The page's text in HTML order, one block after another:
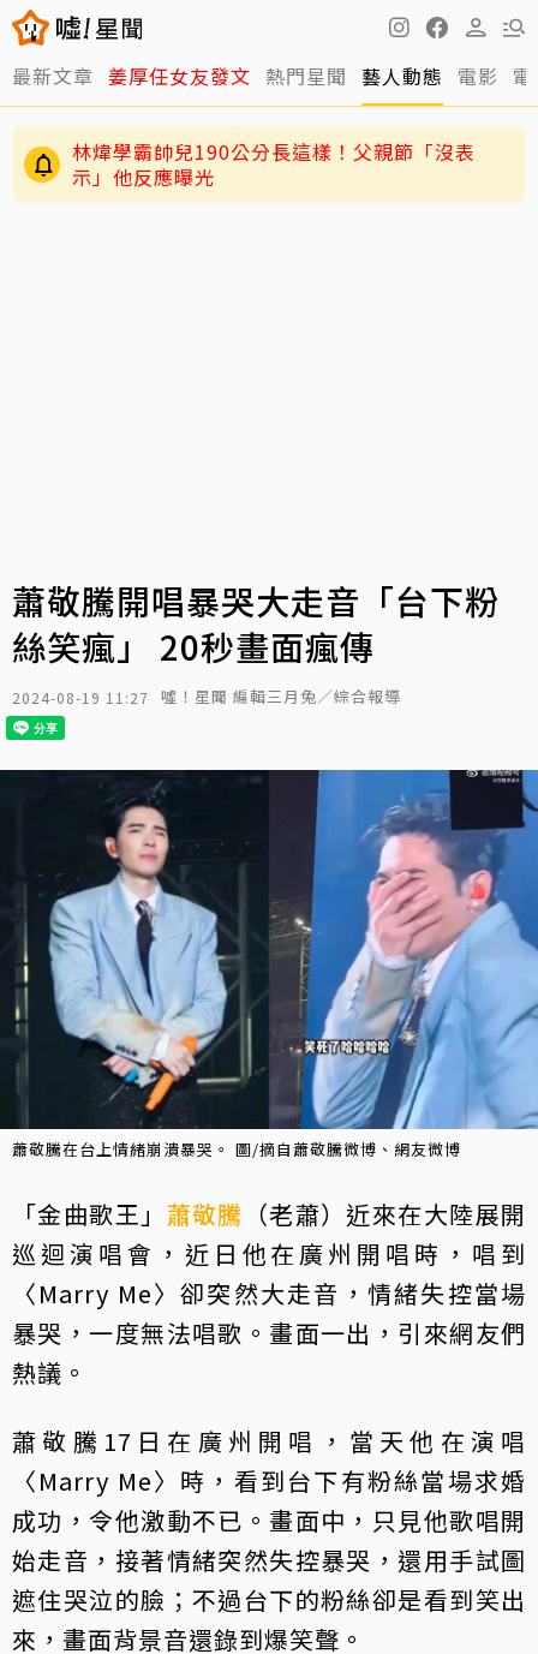
最新文章 姜厚任女友發文 熱門星聞 藝人動態 電影
林煒學霸帥兒190公分長這樣！父親節「沒表
示」他反應曝光
蕭敬騰開唱暴哭大走音「台下粉
絲笑瘋」 20秒畫面瘋傳
2024-08-19 11:27 噓！星聞 編輯三月兔／綜合報導
蕭敬騰在台上情緒崩潰暴哭。 圖/摘自蕭敬騰微博、網友微博
「金曲歌王」 蕭敬騰 （老蕭）近來在大陸展開
巡迴演唱會，近日他在廣州開唱時，唱到
〈Marry Me〉卻突然大走音，情緒失控當場
暴哭，一度無法唱歌。畫面一出，引來網友們
熱議。
蕭敬騰17日在廣州開唱，當天他在演唱
〈Marry Me〉時，看到台下有粉絲當場求婚
成功，令他激動不已。畫面中，只見他歌唱開
始走音，接著情緒突然失控暴哭，還用手試圖
遮住哭泣的臉；不過台下的粉絲卻是看到笑出
來，畫面背景音還錄到爆笑聲。